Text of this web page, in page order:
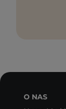
O NAS